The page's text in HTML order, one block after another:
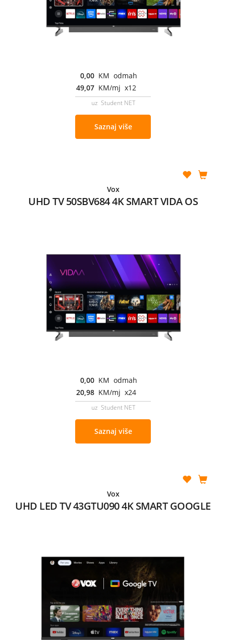
0,00 KM odmah
49,07 KM/mj x12
uz Student NET
Saznaj više
Vox
UHD TV 50SBV684 4K SMART VIDA OS
0,00 KM odmah
20,98 KM/mj x24
uz Student NET
Saznaj više
Vox
UHD LED TV 43GTU090 4K SMART GOOGLE